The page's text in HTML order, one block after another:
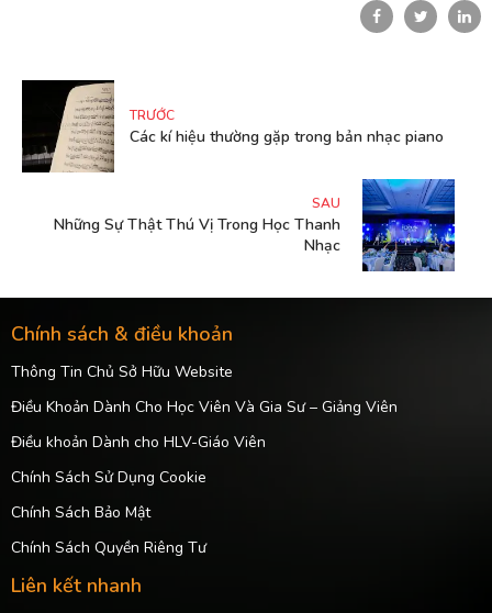
TRƯỚC
Các kí hiệu thường gặp trong bản nhạc piano
SAU
Những Sự Thật Thú Vị Trong Học Thanh
Nhạc
Chính sách & điều khoản
Thông Tin Chủ Sở Hữu Website
Điều Khoản Dành Cho Học Viên Và Gia Sư – Giảng Viên
Điều khoản Dành cho HLV-Giáo Viên
Chính Sách Sử Dụng Cookie
Chính Sách Bảo Mật
Chính Sách Quyền Riêng Tư
Liên kết nhanh